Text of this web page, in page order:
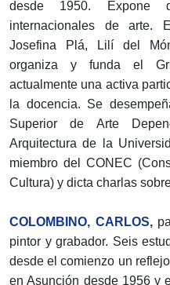
desde 1950. Expone
internacionales de arte.
Josefina Plá, Lilí del
organiza y funda el
actualmente una activa
la docencia. Se
Superior de Arte
Arquitectura de la
miembro del CONEC
Cultura) y dicta charlas
COLOMBINO, CARLOS,
pintor y grabador. Seis
desde el comienzo un
en Asunción desde 1956 y